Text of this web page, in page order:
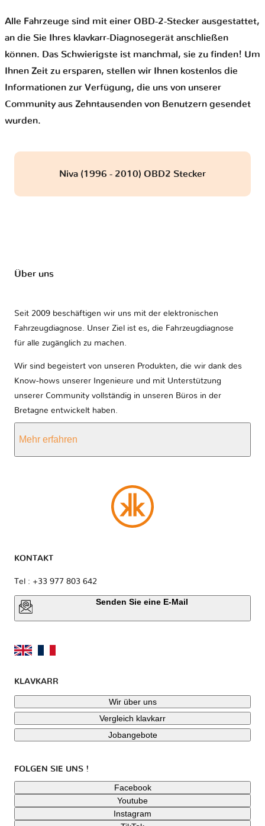
Alle Fahrzeuge sind mit einer OBD-2-Stecker ausgestattet,
an die Sie Ihres klavkarr-Diagnosegerät anschließen
können. Das Schwierigste ist manchmal, sie zu finden! Um
Ihnen Zeit zu ersparen, stellen wir Ihnen kostenlos die
Informationen zur Verfügung, die uns von unserer
Community aus Zehntausenden von Benutzern gesendet
wurden.
Niva (1996 - 2010) OBD2 Stecker
Über uns
Seit 2009 beschäftigen wir uns mit der elektronischen
Fahrzeugdiagnose. Unser Ziel ist es, die Fahrzeugdiagnose
für alle zugänglich zu machen.
Wir sind begeistert von unseren Produkten, die wir dank des
Know-hows unserer Ingenieure und mit Unterstützung
unserer Community vollständig in unseren Büros in der
Bretagne entwickelt haben.
Mehr erfahren
KONTAKT
Tel : +33 977 803 642
Senden Sie eine E-Mail
KLAVKARR
Wir über uns
Vergleich klavkarr
Jobangebote
FOLGEN SIE UNS !
Facebook
Youtube
Instagram